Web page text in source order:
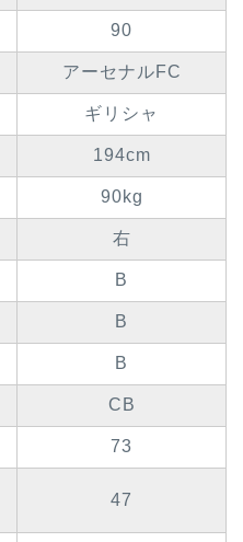
90
アーセナルFC
ギリシャ
194cm
90kg
右
B
B
B
CB
73
47